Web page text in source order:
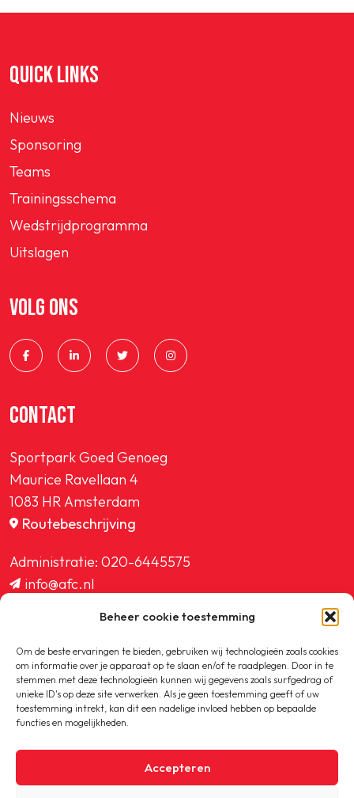
Beheer cookie toestemming
Om de beste ervaringen te bieden, gebruiken wij technologieën zoals cookies
om informatie over je apparaat op te slaan en/of te raadplegen. Door in te
stemmen met deze technologieën kunnen wij gegevens zoals surfgedrag of
unieke ID's op deze site verwerken. Als je geen toestemming geeft of uw
toestemming intrekt, kan dit een nadelige invloed hebben op bepaalde
functies en mogelijkheden.
Accepteren
QUICK LINKS
Nieuws
Sponsoring
Teams
Trainingsschema
Wedstrijdprogramma
Uitslagen
VOLG ONS
CONTACT
Sportpark Goed Genoeg
Maurice Ravellaan 4
1083 HR Amsterdam
Routebeschrijving
Administratie: 020-6445575
info@afc.nl
ledenadministratie@afc.nl
Copyright © 2020-2026 AFC
Privacybeleid